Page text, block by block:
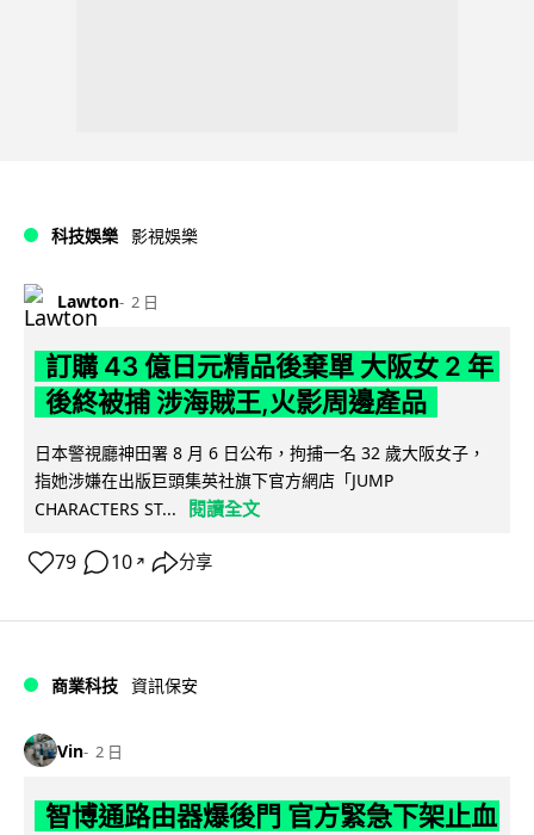
科技娛樂 影視娛樂
Lawton 2 日
訂購 43 億日元精品後棄單 大阪女 2 年
後終被捕 涉海賊王,火影周邊產品
日本警視廳神田署 8 月 6 日公布，拘捕一名 32 歲大阪女子，
指她涉嫌在出版巨頭集英社旗下官方網店「JUMP
CHARACTERS ST...
閱讀全文
79 10 ↗ 分享
商業科技 資訊保安
Vin 2 日
智博通路由器爆後門 官方緊急下架止血